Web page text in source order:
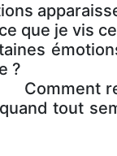
que je vis
?
tout